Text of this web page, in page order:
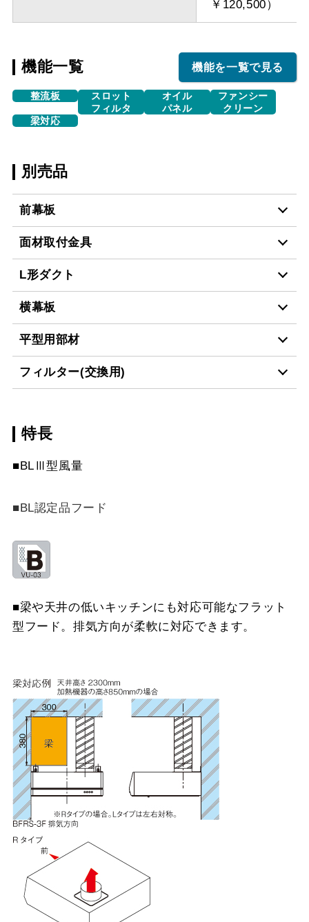
￥120,500）
機能一覧 機能を一覧で見る
整流板
スロット
フィルタ
オイル
パネル
ファンシー
クリーン
梁対応
別売品
前幕板
MP-754 BK ¥6,490（税抜価格 ￥
MP-754 W ¥6,490（税抜価格 ￥
MP-754 SI ¥8,250（税抜価格 ￥
MP-755 BK ¥6,490（税抜価格 ￥
スクロールできます
面材取付金具
MP-MTKU-60 BK ¥7,150（税抜価格 ￥
MP-MTKU-60 W ¥7,150（税抜価格 ￥
MP-MTKU-60 SI ¥9,900（税抜価格 ￥
MP-MTKU-75 W
MP-MTKU-90 BK
MP-MTKU-90 W
スクロールできます
L形ダクト
LD-15 ¥3,520（税抜価格 ￥
横幕板
YMPP40-350 BK ¥6,490（税抜価格 ￥
YMPP40-350 SI
YMPP40-BF31 BK
YMPP40-BF31 W
YMPP40-BF31 SI
YMPP50-350 BK
YMPP50-350 W ¥7,150（税抜価格 ￥
YMPP50-BF31 BK
YMPP50-BF31 W ¥7,150（税抜価格 ￥
YMPP50-BF31 SI ¥8,910（税抜価格 ￥
平型用部材
CH-BFE-5060 W
CH-BFE-5060 SI
CH-BFE-5075 BK
CH-BFE-5075 W
CH-BFE-5075 SI
CH-BFE-5090 BK ¥30,360（税抜価格 ￥
CH-BFE-5090 SI
フィルター(交換用)
CSF16-4001
特長
■BLⅢ型風量
■BL認定品フード
■梁や天井の低いキッチンにも対応可能なフラット
型フード。排気方向が柔軟に対応できます。